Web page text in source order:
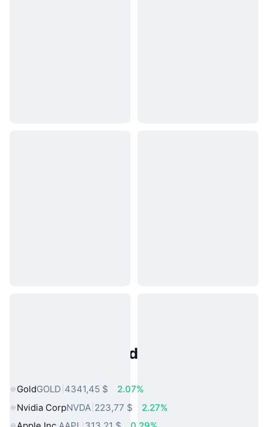
Activos del Mundo Real
GoldGOLD 4341,45 $
2.07%
Nvidia CorpNVDA 223,77 $
2.27%